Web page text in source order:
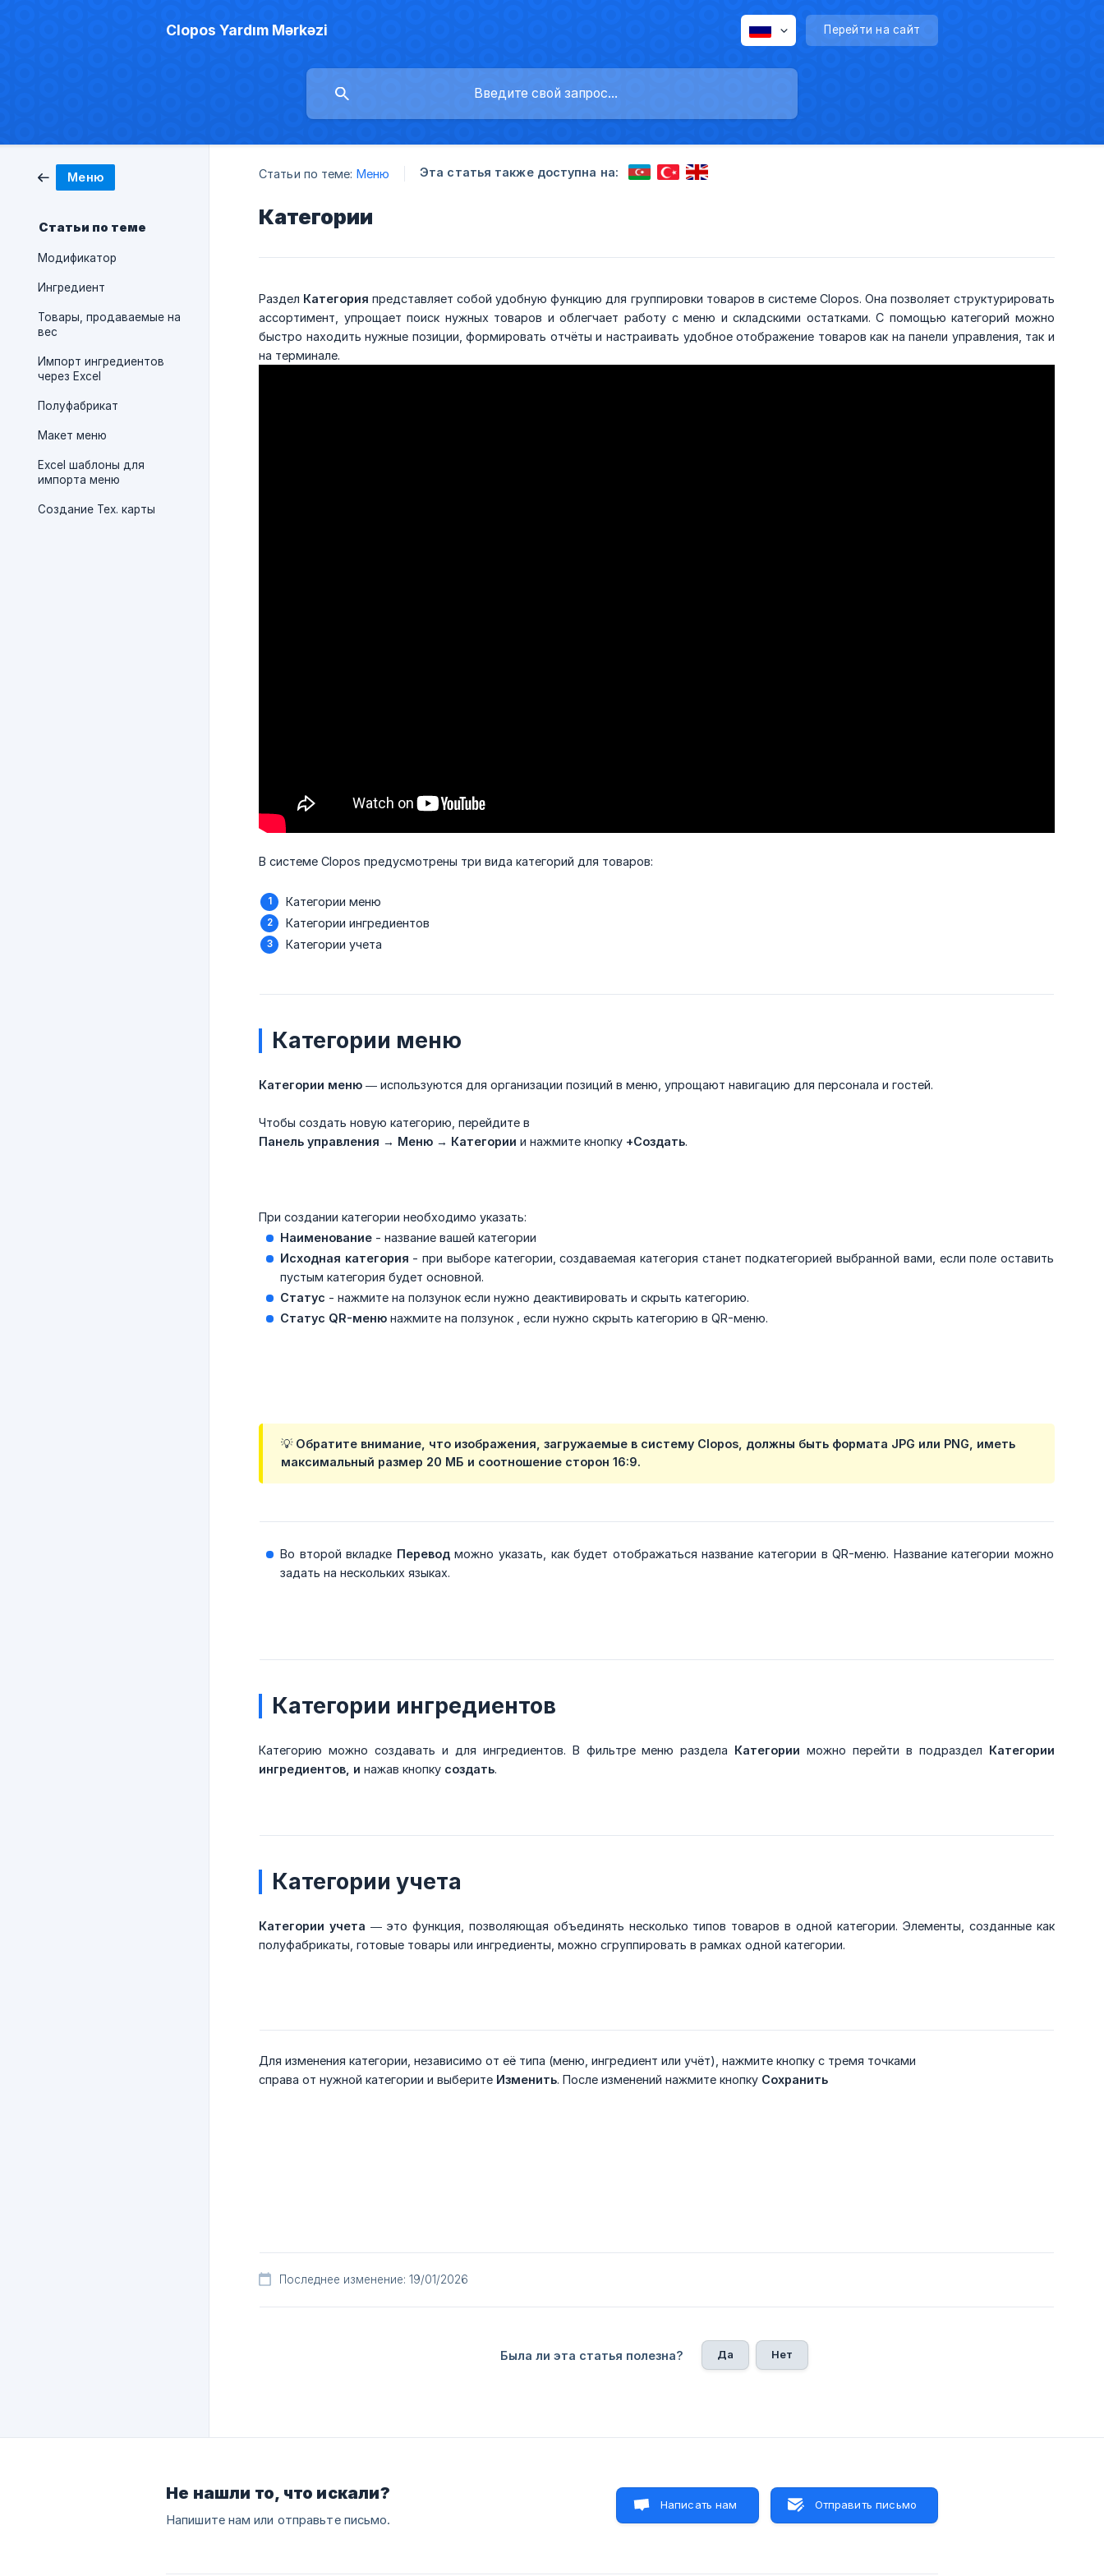
Clopos Yardım Mərkəzi Перейти на сайт
Меню
Статьи по теме
Модификатор
Ингредиент
Товары, продаваемые на
вес
Импорт ингредиентов
через Excel
Полуфабрикат
Макет меню
Excel шаблоны для
импорта меню
Создание Тех. карты
Статьи по теме: Меню Эта статья также доступна на:
Категории
Раздел Категория представляет собой удобную функцию для группировки товаров в системе Clopos. Она позволяет структурировать
ассортимент, упрощает поиск нужных товаров и облегчает работу с меню и складскими остатками. С помощью категорий можно
быстро находить нужные позиции, формировать отчёты и настраивать удобное отображение товаров как на панели управления, так и
на терминале.
В системе Clopos предусмотрены три вида категорий для товаров:
Категории меню
Категории ингредиентов
Категории учета
Категории меню
Категории меню — используются для организации позиций в меню, упрощают навигацию для персонала и гостей.
Чтобы создать новую категорию, перейдите в
Панель управления → Меню → Категории и нажмите кнопку +Создать.
При создании категории необходимо указать:
Наименование - название вашей категории
Исходная категория - при выборе категории, создаваемая категория станет подкатегорией выбранной вами, если поле оставить
пустым категория будет основной.
Статус - нажмите на ползунок если нужно деактивировать и скрыть категорию.
Статус QR-меню нажмите на ползунок , если нужно скрыть категорию в QR-меню.
💡 Обратите внимание, что изображения, загружаемые в систему Clopos, должны быть формата JPG или PNG, иметь
максимальный размер 20 МБ и соотношение сторон 16:9.
Во второй вкладке Переводможно указать, как будет отображаться название категории в QR-меню. Название категории можно
задать на нескольких языках.
Категории ингредиентов
Категорию можно создавать и для ингредиентов. В фильтре меню раздела Категории можно перейти в подраздел Категории
ингредиентов, и нажав кнопку создать.
Категории учета
Категории учета — это функция, позволяющая объединять несколько типов товаров в одной категории. Элементы, созданные как
полуфабрикаты, готовые товары или ингредиенты, можно сгруппировать в рамках одной категории.
Для изменения категории, независимо от её типа (меню, ингредиент или учёт), нажмите кнопку с тремя точками
справа от нужной категории и выберите Изменить. После изменений нажмите кнопку Сохранить
Последнее изменение: 19/01/2026
Была ли эта статья полезна? Да Нет
Не нашли то, что искали?
Напишите нам или отправьте письмо.
Написать нам Отправить письмо